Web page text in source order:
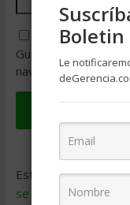
Guarda mi nombre,
navegador para la
Este sitio usa
se procesan los
Boletin
Le